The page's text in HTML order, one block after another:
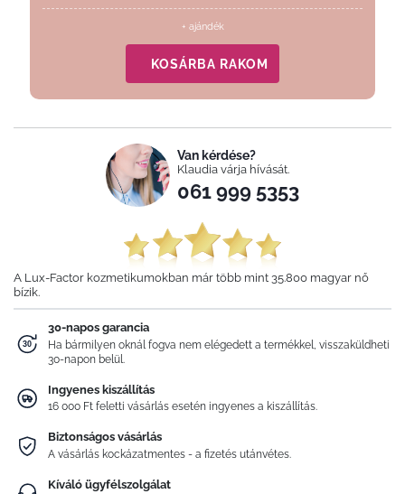
+ ajándék
KOSÁRBA RAKOM
Van kérdése?
Klaudia várja hívását.
061 999 5353
A Lux-Factor kozmetikumokban már több mint 35.800 magyar nő
bízik.
30-napos garancia
Ha bármilyen oknál fogva nem elégedett a termékkel, visszaküldheti
30-napon belül.
Ingyenes kiszállítás
16 000 Ft feletti vásárlás esetén ingyenes a kiszállítás.
Biztonságos vásárlás
A vásárlás kockázatmentes - a fizetés utánvétes.
Kíváló ügyfélszolgálat